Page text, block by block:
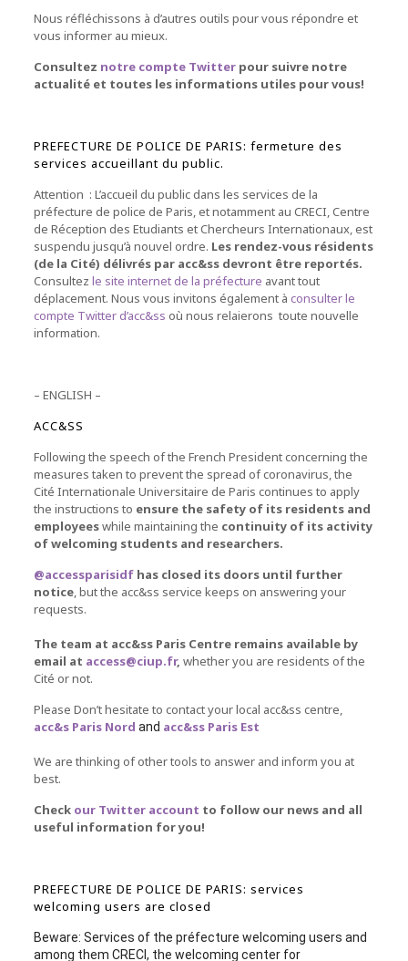
Nous réfléchissons à d’autres outils pour vous répondre et
vous informer au mieux.
Consultez notre compte Twitterpour suivre notre
actualité et toutes les informations utiles pour vous!
PREFECTURE DE POLICE DE PARIS: fermeture des
services accueillant du public.
Attention : L’accueil du public dans les services de la
préfecture de police de Paris, et notamment au CRECI, Centre
de Réception des Etudiants et Chercheurs Internationaux, est
suspendu jusqu’à nouvel ordre. Les rendez-vous résidents
(de la Cité) délivrés par acc&ss devront être reportés.
Consultez le site internet de la préfecture avant tout
déplacement. Nous vous invitons également à consulter le
compte Twitter d’acc&ss où nous relaierons toute nouvelle
information.
– ENGLISH –
ACC&SS
Following the speech of the French President concerning the
measures taken to prevent the spread of coronavirus, the
Cité Internationale Universitaire de Paris continues to apply
the instructions to ensure the safety of its residents and
employeeswhile maintaining the continuity of its activity
of welcoming students and researchers.
@accessparisidfhas closed its doors until further
notice, but the acc&ss service keeps on answering your
requests.
The team at acc&ss Paris Centre remains available by
email at access@ciup.fr, whether you are residents of the
Cité or not.
Please Don’t hesitate to contact your local acc&ss centre,
acc&s Paris Nord and acc&ss Paris Est
We are thinking of other tools to answer and inform you at
best.
Check our Twitter account to follow our news and all
useful information for you!
PREFECTURE DE POLICE DE PARIS: services
welcoming users are closed
Beware: Services of the préfecture welcoming users and
among them CRECI, the welcoming center for